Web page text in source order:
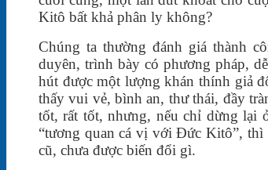
Kitô bất khả phân ly không?
Chúng ta thường đánh giá thành
duyên, trình bày có phương pháp,
hút được một lượng khán thính giả
thấy vui vẻ, bình an, thư thái, đầy
tốt, rất tốt, nhưng, nếu chỉ dừng lại
“tương quan cá vị với Đức Kitô”, thì
cũ, chưa được biến đổi gì.